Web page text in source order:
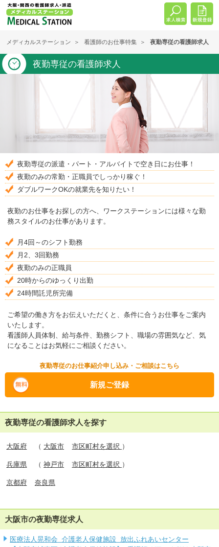
メディカルステーション 看護師のお仕事特集 夜勤専従の看護師求人
夜勤専従の看護師求人
夜勤専従の派遣・パート・アルバイトで空き日にお仕事！
夜勤のみの常勤・正職員でしっかり稼ぐ！
ダブルワークOKの就業先を知りたい！
夜勤のお仕事をお探しの方へ、ワークステーションには様々な勤
務スタイルのお仕事があります。
月4回～のシフト勤務
月2、3回勤務
夜勤のみの正職員
20時からのゆっくり出勤
24時間託児所完備
ご希望の働き方をお伝えいただくと、条件に合うお仕事をご案内
いたします。
看護師人員体制、給与条件、勤務シフト、職場の雰囲気など、気
になることはお気軽にご相談ください。
夜勤専従のお仕事紹介申し込み・ご相談はこちら
新規ご登録
夜勤専従の看護師求人を探す
大阪府 （ 大阪市 市区町村を選択 ）
兵庫県 （ 神戸市 市区町村を選択 ）
京都府 奈良県
大阪市の夜勤専従求人
医療法人晃和会 介護老人保健施設 放出ふれあいセンター